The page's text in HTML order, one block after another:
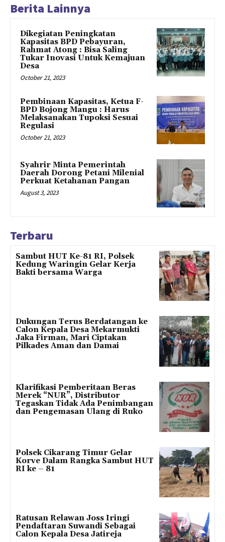
Berita Lainnya
Dikegiatan Peningkatan
Kapasitas BPD Pebayuran,
Rahmat Atong : Bisa Saling
Tukar Inovasi Untuk Kemajuan
Desa
October 21, 2023
Pembinaan Kapasitas, Ketua F-
BPD Bojong Mangu : Harus
Melaksanakan Tupoksi Sesuai
Regulasi
October 21, 2023
Syahrir Minta Pemerintah
Daerah Dorong Petani Milenial
Perkuat Ketahanan Pangan
August 3, 2023
Terbaru
Sambut HUT Ke-81 RI, Polsek
Kedung Waringin Gelar Kerja
Bakti bersama Warga
Dukungan Terus Berdatangan ke
Calon Kepala Desa Mekarmukti
Jaka Firman, Mari Ciptakan
Pilkades Aman dan Damai
Klarifikasi Pemberitaan Beras
Merek “NUR”, Distributor
Tegaskan Tidak Ada Penimbangan
dan Pengemasan Ulang di Ruko
Polsek Cikarang Timur Gelar
Korve Dalam Rangka Sambut HUT
RI ke – 81
Ratusan Relawan Joss Iringi
Pendaftaran Suwandi Sebagai
Calon Kepala Desa Jatireja